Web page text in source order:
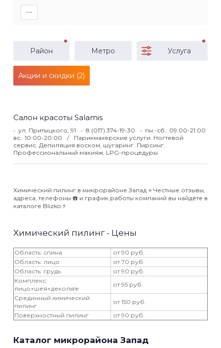
∙∙∙
Район Метро Услуга
Акции и скидки (2)
Салон красоты Salamis
ул. Притыцкого, 91 8 (017) 374-19-30
пн.-сб.: 09:00-21:00
вс.: 10:00-20:00
Парикмахерские услуги. Ногтевой
сервис. Депиляция воском, шугаринг. Пирсинг.
Профессиональный макияж. LPG-процедуры.
Химический пилинг в микрорайоне Запад ⭐️ Честные отзывы,
адреса, телефоны ☎️ и график работы компаний вы найдёте в
каталоге Blizko ⚡️
Химический пилинг - Цены
Область: спина
от 90 руб.
Область: лицо
от 70 руб.
Область: грудь
от 90 руб.
Комплекс:
лицо+шея+декольте
от 95 руб.
Срединный химический
пилинг
от 150 руб.
Поверхностный пилинг
от 90 руб.
Каталог микрорайона Запад